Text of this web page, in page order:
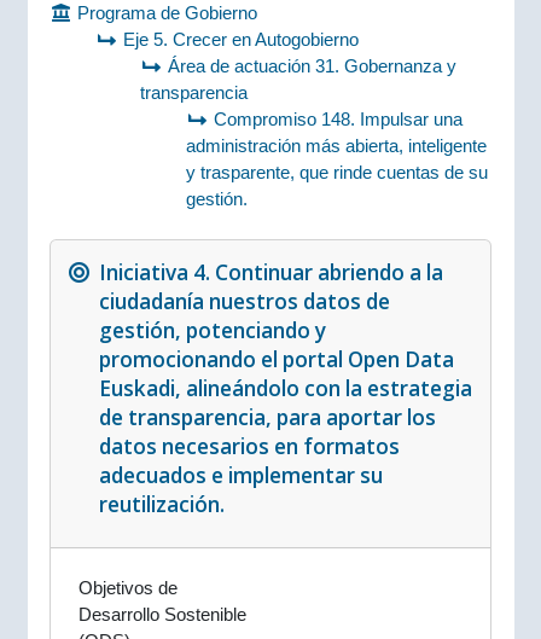
Programa de Gobierno
Eje 5. Crecer en Autogobierno
Área de actuación 31. Gobernanza y
transparencia
Compromiso 148. Impulsar una
administración más abierta, inteligente
y trasparente, que rinde cuentas de su
gestión.
Iniciativa 4. Continuar abriendo a la
ciudadanía nuestros datos de
gestión, potenciando y
promocionando el portal Open Data
Euskadi, alineándolo con la estrategia
de transparencia, para aportar los
datos necesarios en formatos
adecuados e implementar su
reutilización.
Objetivos de
Desarrollo Sostenible